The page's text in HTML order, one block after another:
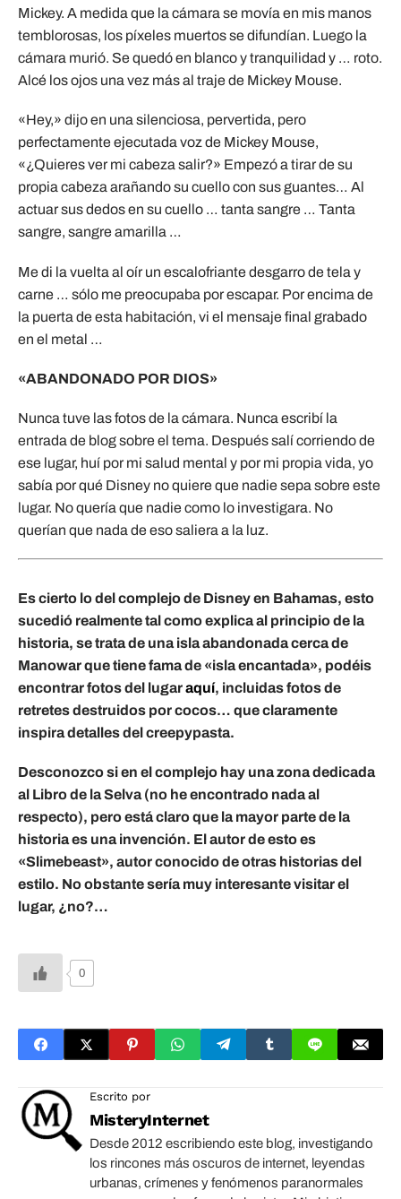
Mickey. A medida que la cámara se movía en mis manos
temblorosas, los píxeles muertos se difundían. Luego la
cámara murió. Se quedó en blanco y tranquilidad y … roto.
Alcé los ojos una vez más al traje de Mickey Mouse.
«Hey,» dijo en una silenciosa, pervertida, pero
perfectamente ejecutada voz de Mickey Mouse,
«¿Quieres ver mi cabeza salir?» Empezó a tirar de su
propia cabeza arañando su cuello con sus guantes… Al
actuar sus dedos en su cuello … tanta sangre … Tanta
sangre, sangre amarilla …
Me di la vuelta al oír un escalofriante desgarro de tela y
carne … sólo me preocupaba por escapar. Por encima de
la puerta de esta habitación, vi el mensaje final grabado
en el metal …
«ABANDONADO POR DIOS»
Nunca tuve las fotos de la cámara. Nunca escribí la
entrada de blog sobre el tema. Después salí corriendo de
ese lugar, huí por mi salud mental y por mi propia vida, yo
sabía por qué Disney no quiere que nadie sepa sobre este
lugar. No quería que nadie como lo investigara. No
querían que nada de eso saliera a la luz.
Es cierto lo del complejo de Disney en Bahamas, esto
sucedió realmente tal como explica al principio de la
historia, se trata de una isla abandonada cerca de
Manowar que tiene fama de «isla encantada», podéis
encontrar fotos del lugaraquí, incluidas fotos de
retretes destruidos por cocos… que claramente
inspira detalles del creepypasta.
Desconozco si en el complejo hay una zona dedicada
al Libro de la Selva (no he encontrado nada al
respecto), pero está claro que la mayor parte de la
historia es una invención. El autor de esto es
«Slimebeast», autor conocido de otras historias del
estilo. No obstante sería muy interesante visitar el
lugar, ¿no?…
0
Escrito por
MisteryInternet
Desde 2012 escribiendo este blog, investigando
los rincones más oscuros de internet, leyendas
urbanas, crímenes y fenómenos paranormales